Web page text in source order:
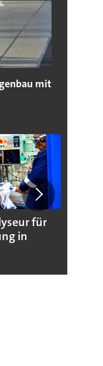
mit
für
in